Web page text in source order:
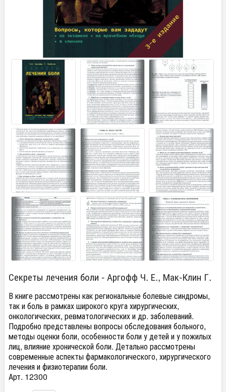
Секреты лечения боли - Аргофф Ч. Е., Мак-Клин Г.
В книге рассмотрены как региональные болевые синдромы,
так и боль в рамках широкого круга хирургических,
онкологических, ревматологических и др. заболеваний.
Подробно представлены вопросы обследования больного,
методы оценки боли, особенности боли у детей и у пожилых
лиц, влияние хронической боли. Детально рассмотрены
современные аспекты фармакологического, хирургического
лечения и физиотерапии боли.
Арт. 12300